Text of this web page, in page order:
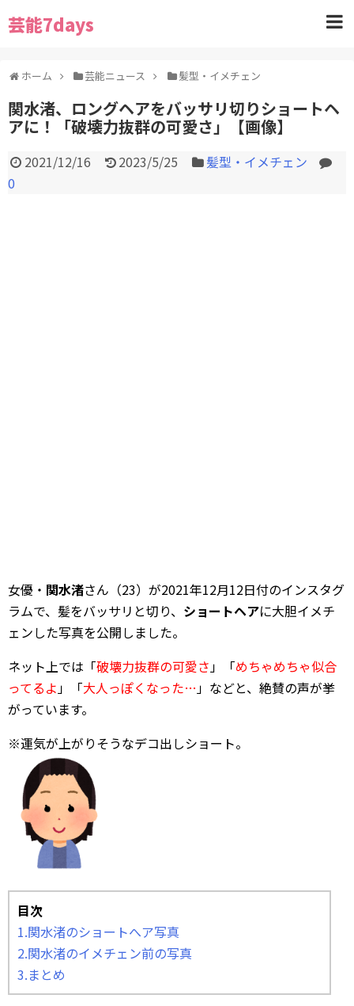
芸能7days
ホーム 芸能ニュース 髪型・イメチェン
関水渚、ロングヘアをバッサリ切りショートヘ
アに！「破壊力抜群の可愛さ」【画像】
2021/12/16 2023/5/25
髪型・イメチェン
0
女優・ 関水渚さん（23）が2021年12月12日付のインスタグ
ラムで、髪をバッサリと切り、 ショートヘアに大胆イメチ
ェンした写真を公開しました。
ネット上では「破壊力抜群の可愛さ」「めちゃめちゃ似合
ってるよ」「大人っぽくなった…」などと、絶賛の声が挙
がっています。
※運気が上がりそうなデコ出しショート。
目次
1.関水渚のショートへア写真
2.関水渚のイメチェン前の写真
3.まとめ